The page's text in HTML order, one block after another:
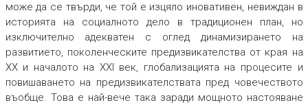
може да се твърди, че той е изцяло иновативен, невиждан в
историята на социалното дело в традиционен план, но
изключително адекватен с оглед динамизирането на
развитието, поколенческите предизвикателства от края на
ХХ и началото на ХХI век, глобализацията на процесите и
повишаването на предизвикателствата пред човечеството
въобще. Това е най-вече така заради мощното настояване